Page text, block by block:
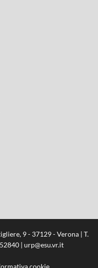
9 - 37129 - Verona | T.
| urp@esu.vr.it
cookie